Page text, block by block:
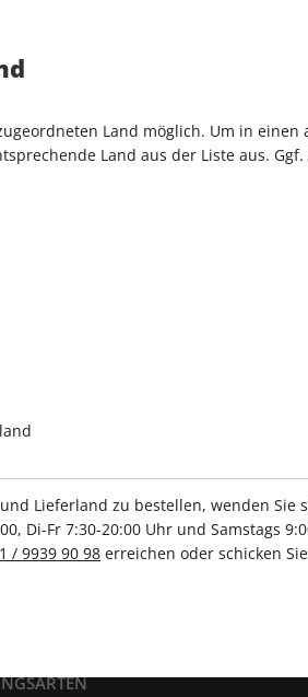
VORTEILE
Gratis Versand
Land möglich. Um in einen
Land aus der Liste aus.
Lieferland zu bestellen, wenden Sie
Di-Fr 7:30-20:00 Uhr und Samstags
/ 9939 90 98 erreichen oder schicken